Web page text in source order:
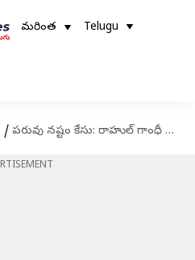
మరింత Telugu
/ పరువు నష్టం కేసు: రాహుల్ గాంధీ పిటిషన్‌పై విచారణ మే 3వ తేదీకి వాయిదా